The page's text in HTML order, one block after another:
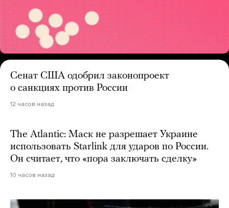
Сенат США одобрил законопроект
о санкциях против России
12 часов назад
The Atlantic: Маск не разрешает Украине
использовать Starlink для ударов по России.
Он считает, что «пора заключать сделку»
10 часов назад